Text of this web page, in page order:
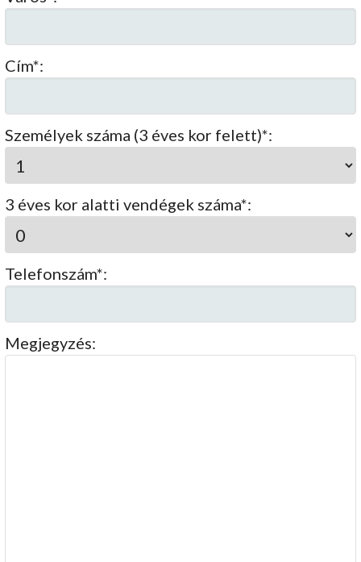
Cím*:
Személyek száma (3 éves kor felett)*:
3 éves kor alatti vendégek száma*:
Telefonszám*:
Megjegyzés: